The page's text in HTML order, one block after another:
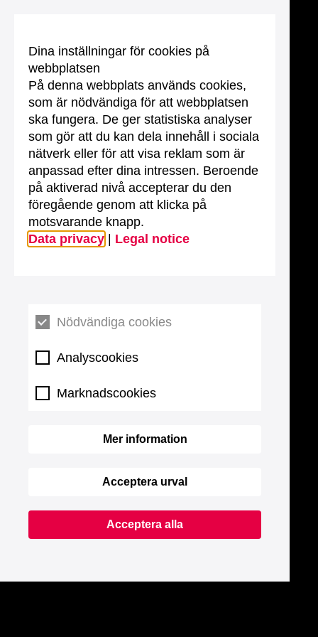
Dina inställningar för cookies på
webbplatsen
På denna webbplats används cookies,
som är nödvändiga för att webbplatsen
ska fungera. De ger statistiska analyser
som gör att du kan dela innehåll i sociala
nätverk eller för att visa reklam som är
anpassad efter dina intressen. Beroende
på aktiverad nivå accepterar du den
föregående genom att klicka på
motsvarande knapp.
Data privacy
Legal notice
Nödvändiga cookies
Analyscookies
Marknadscookies
Mer information
Acceptera urval
Acceptera alla